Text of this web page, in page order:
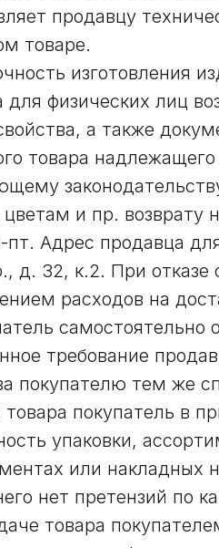
продавцу
товаре.
изготовления
для физических лиц
а также
товара
и пр. возврату
пт. Адрес продавца
д. 32, к.2. При отказе
расходов на
самостоятельно
требование
покупателю тем же
покупатель в
упаковки,
или накладных
нет претензий по
товара